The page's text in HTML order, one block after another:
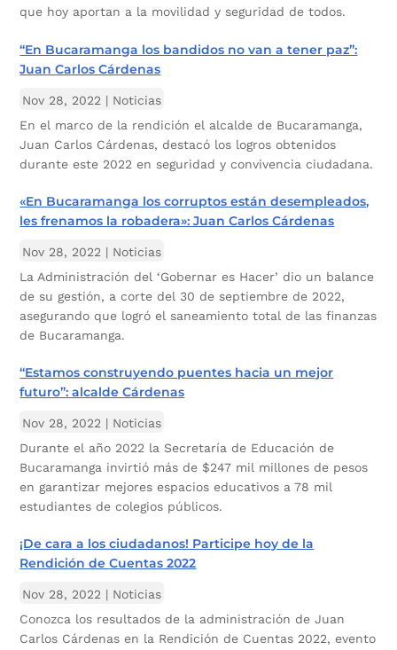
que hoy aportan a la movilidad y seguridad de todos.
“En Bucaramanga los bandidos no van a tener paz”:
Juan Carlos Cárdenas
Nov 28, 2022 | Noticias
En el marco de la rendición el alcalde de Bucaramanga,
Juan Carlos Cárdenas, destacó los logros obtenidos
durante este 2022 en seguridad y convivencia ciudadana.
«En Bucaramanga los corruptos están desempleados,
les frenamos la robadera»: Juan Carlos Cárdenas
Nov 28, 2022 | Noticias
La Administración del ‘Gobernar es Hacer’ dio un balance
de su gestión, a corte del 30 de septiembre de 2022,
asegurando que logró el saneamiento total de las finanzas
de Bucaramanga.
“Estamos construyendo puentes hacia un mejor
futuro”: alcalde Cárdenas
Nov 28, 2022 | Noticias
Durante el año 2022 la Secretaría de Educación de
Bucaramanga invirtió más de $247 mil millones de pesos
en garantizar mejores espacios educativos a 78 mil
estudiantes de colegios públicos.
¡De cara a los ciudadanos! Participe hoy de la
Rendición de Cuentas 2022
Nov 28, 2022 | Noticias
Conozca los resultados de la administración de Juan
Carlos Cárdenas en la Rendición de Cuentas 2022, evento